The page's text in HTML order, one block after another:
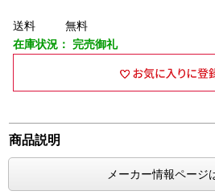
送料
無料
在庫状況： 完売御礼
商品説明
メーカー情報ページ